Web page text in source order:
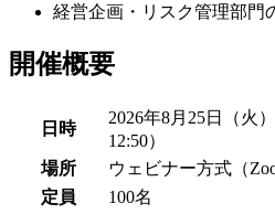
経営企画・リスク管理部門
開催概要
日時
2026年8月25日（火
12:50）
場所
ウェビナー方式（
定員
100名